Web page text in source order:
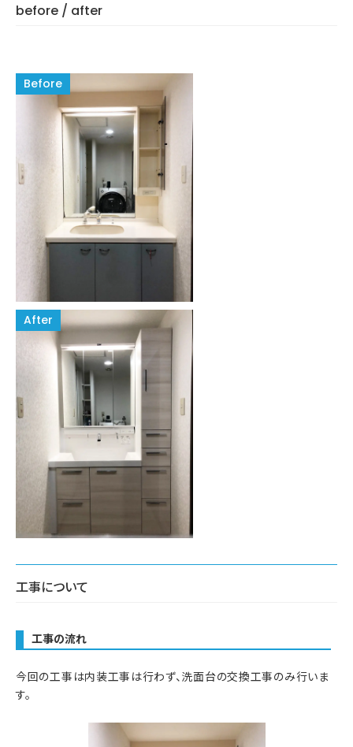
before / after
工事について
工事の流れ
今回の工事は内装工事は行わず、洗面台の交換工事のみ行いま
す。